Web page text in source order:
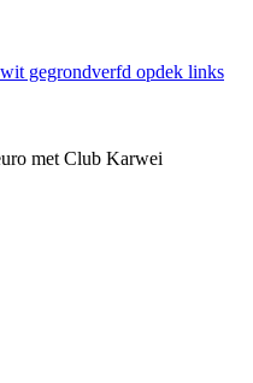
gegrondverfd opdek links
met Club Karwei